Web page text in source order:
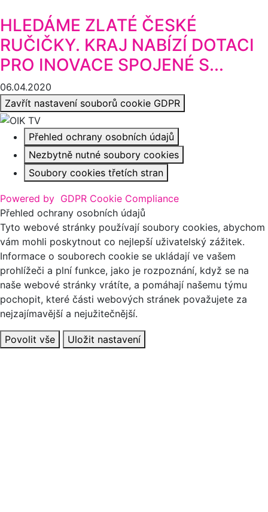
HLEDÁME ZLATÉ ČESKÉ
RUČIČKY. KRAJ NABÍZÍ DOTACI
PRO INOVACE SPOJENÉ S...
06.04.2020
Zavřít nastavení souborů cookie GDPR
Přehled ochrany osobních údajů
Nezbytně nutné soubory cookies
Soubory cookies třetích stran
Powered by GDPR Cookie Compliance
Přehled ochrany osobních údajů
Tyto webové stránky používají soubory cookies, abychom
vám mohli poskytnout co nejlepší uživatelský zážitek.
Informace o souborech cookie se ukládají ve vašem
prohlížeči a plní funkce, jako je rozpoznání, když se na
naše webové stránky vrátíte, a pomáhají našemu týmu
pochopit, které části webových stránek považujete za
nejzajímavější a nejužitečnější.
Povolit vše Uložit nastavení